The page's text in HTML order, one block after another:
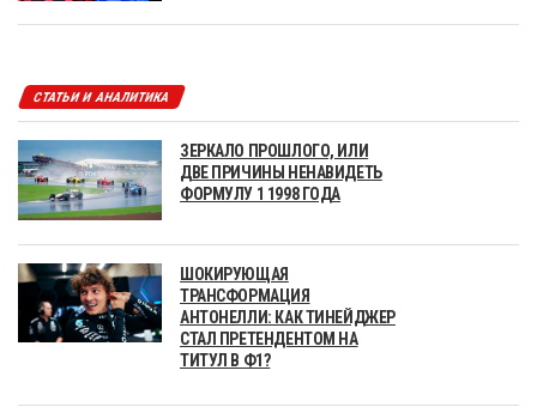
СТАТЬИ И АНАЛИТИКА
ЗЕРКАЛО ПРОШЛОГО, ИЛИ
ДВЕ ПРИЧИНЫ НЕНАВИДЕТЬ
ФОРМУЛУ 1 1998 ГОДА
ШОКИРУЮЩАЯ
ТРАНСФОРМАЦИЯ
АНТОНЕЛЛИ: КАК ТИНЕЙДЖЕР
СТАЛ ПРЕТЕНДЕНТОМ НА
ТИТУЛ В Ф1?